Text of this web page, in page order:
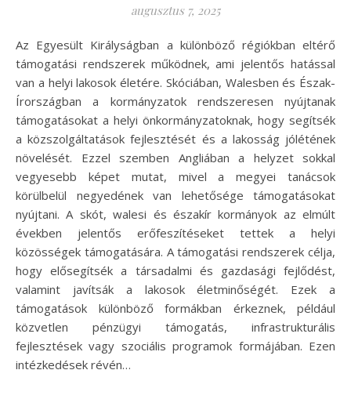
augusztus 7, 2025
Az Egyesült Királyságban a különböző régiókban eltérő
támogatási rendszerek működnek, ami jelentős hatással
van a helyi lakosok életére. Skóciában, Walesben és Észak-
Írországban a kormányzatok rendszeresen nyújtanak
támogatásokat a helyi önkormányzatoknak, hogy segítsék
a közszolgáltatások fejlesztését és a lakosság jólétének
növelését. Ezzel szemben Angliában a helyzet sokkal
vegyesebb képet mutat, mivel a megyei tanácsok
körülbelül negyedének van lehetősége támogatásokat
nyújtani. A skót, walesi és északír kormányok az elmúlt
években jelentős erőfeszítéseket tettek a helyi
közösségek támogatására. A támogatási rendszerek célja,
hogy elősegítsék a társadalmi és gazdasági fejlődést,
valamint javítsák a lakosok életminőségét. Ezek a
támogatások különböző formákban érkeznek, például
közvetlen pénzügyi támogatás, infrastrukturális
fejlesztések vagy szociális programok formájában. Ezen
intézkedések révén…